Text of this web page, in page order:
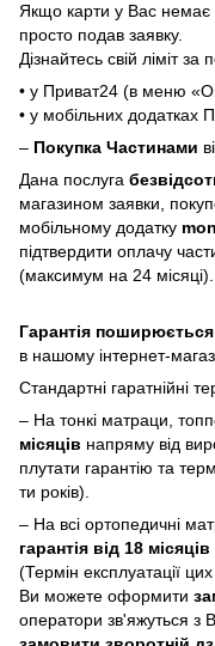
Якщо карти у Вас немає
просто подав заявку.
Дізнайтесь свій ліміт
• у Приват24 (в меню
• у мобільних
– Покупка Частинами
Дана послуга
магазином заявки,
мобільному додатку
підтвердити оплачу
(максимум на 24 місяці).
Гарантія
в нашому інтернет-
Стандартні гаратнійні
– На тонкі матраци,
місяців напряму від
плутати гарантію та
ти років).
– На всі ортопедичні
гарантія від 18 місяців
(Термін експлуатації
Ви можете оформити
оператори зв'яжуться